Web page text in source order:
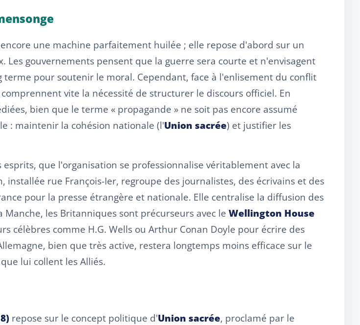
une machine parfaitement huilée ; elle repose d'abord sur un
gouvernements pensent que la guerre sera courte et n'envisagent
pour soutenir le moral. Cependant, face à l'enlisement du conflit
vite la nécessité de structurer le discours officiel. En
bien que le terme « propagande » ne soit pas encore assumé
: maintenir la cohésion nationale (l'Union sacrée) et justifier les
que l'organisation se professionnalise véritablement avec la
installée rue François-Ier, regroupe des journalistes, des écrivains et des
pour la presse étrangère et nationale. Elle centralise la diffusion des
les Britanniques sont précurseurs avec le Wellington House
célèbres comme H.G. Wells ou Arthur Conan Doyle pour écrire des
bien que très active, restera longtemps moins efficace sur le
lui collent les Alliés.
repose sur le concept politique d'Union sacrée, proclamé par le